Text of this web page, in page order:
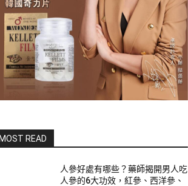
MOST READ
人參好處有哪些？藥師揭開男人吃
人參的6大功效，紅參、西洋參、